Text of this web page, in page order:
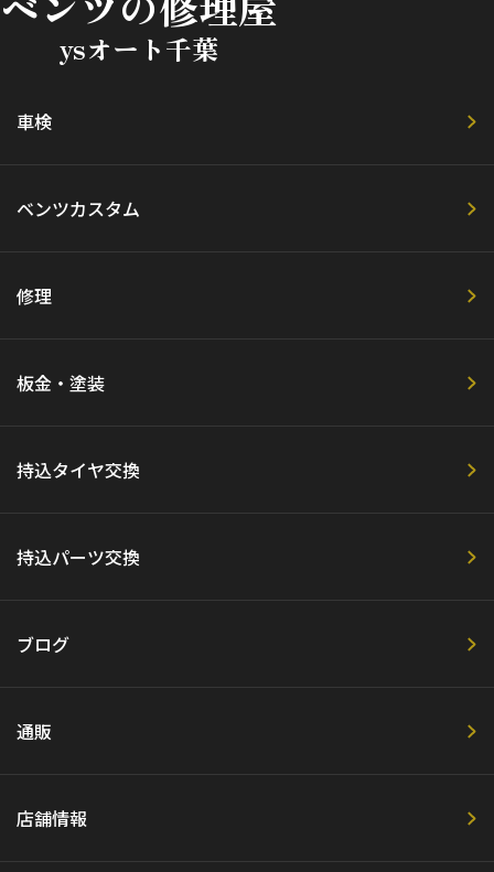
ysオート千葉
車検
ベンツカスタム
修理
板金・塗装
持込タイヤ交換
持込パーツ交換
ブログ
通販
店舗情報